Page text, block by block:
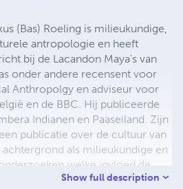
(Bas) Roeling is milieukundige,
antropologie en heeft
bij de Lacandon Maya's van
onder andere recensent voor
Anthropolgy en adviseur voor
en de BBC. Hij publiceerde
Indianen en Paaseiland. Zijn
publicatie over de cultuur van
als milieukundige en
welke invloed de
op een cultuur. Met name in
Show full description